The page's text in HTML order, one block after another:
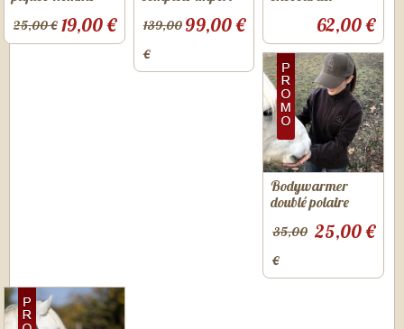
19,00 €
25,00 € 99,00 €
139,00
€
62,00 €
Bodywarmer
doublé polaire
25,00 €
35,00
€